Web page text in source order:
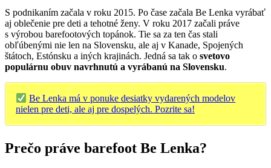
S podnikaním začala v roku 2015. Po čase začala Be Lenka vyrábať
aj oblečenie pre deti a tehotné ženy. V roku 2017 začali práve
s výrobou barefootových topánok. Tie sa za ten čas stali
obľúbenými nie len na Slovensku, ale aj v Kanade, Spojených
štátoch, Estónsku a iných krajinách. Jedná sa tak o svetovo
populárnu obuv navrhnutú a vyrábanú na Slovensku.
Be Lenka má v ponuke desiatky vydarených modelov
nielen pre deti, ale aj pre dospelých. Pozrite sa!
Prečo práve barefoot Be Lenka?